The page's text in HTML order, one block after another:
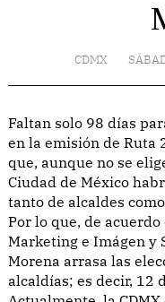
CDMX
Faltan solo 98 días
en la emisión de Ruta
que, aunque no se
Ciudad de México
tanto de alcaldes
Por lo que, de
Marketing e Imágen y
Morena arrasa las
alcaldías; es decir, 12